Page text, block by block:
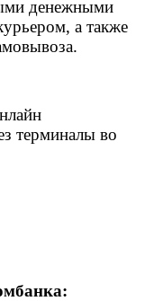
денежными
а также
терминалы во